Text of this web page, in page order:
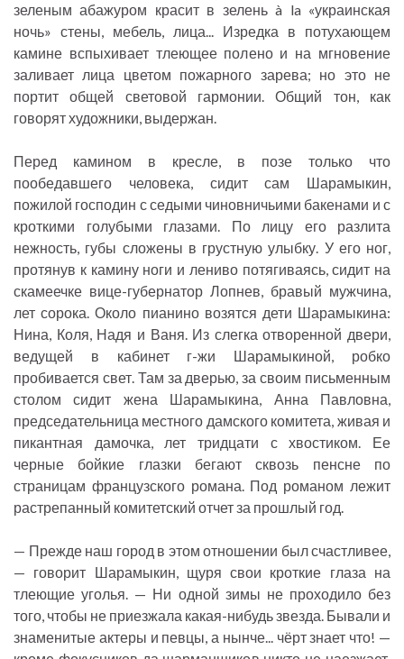
зеленым абажуром красит в зелень à la «украинская
ночь» стены, мебель, лица... Изредка в потухающем
камине вспыхивает тлеющее полено и на мгновение
заливает лица цветом пожарного зарева; но это не
портит общей световой гармонии. Общий тон, как
говорят художники, выдержан.
Перед камином в кресле, в позе только что
пообедавшего человека, сидит сам Шарамыкин,
пожилой господин с седыми чиновничьими бакенами и с
кроткими голубыми глазами. По лицу его разлита
нежность, губы сложены в грустную улыбку. У его ног,
протянув к камину ноги и лениво потягиваясь, сидит на
скамеечке вице-губернатор Лопнев, бравый мужчина,
лет сорока. Около пианино возятся дети Шарамыкина:
Нина, Коля, Надя и Ваня. Из слегка отворенной двери,
ведущей в кабинет г-жи Шарамыкиной, робко
пробивается свет. Там за дверью, за своим письменным
столом сидит жена Шарамыкина, Анна Павловна,
председательница местного дамского комитета, живая и
пикантная дамочка, лет тридцати с хвостиком. Ее
черные бойкие глазки бегают сквозь пенсне по
страницам французского романа. Под романом лежит
растрепанный комитетский отчет за прошлый год.
— Прежде наш город в этом отношении был счастливее,
— говорит Шарамыкин, щуря свои кроткие глаза на
тлеющие уголья. — Ни одной зимы не проходило без
того, чтобы не приезжала какая-нибудь звезда. Бывали и
знаменитые актеры и певцы, а нынче... чёрт знает что! —